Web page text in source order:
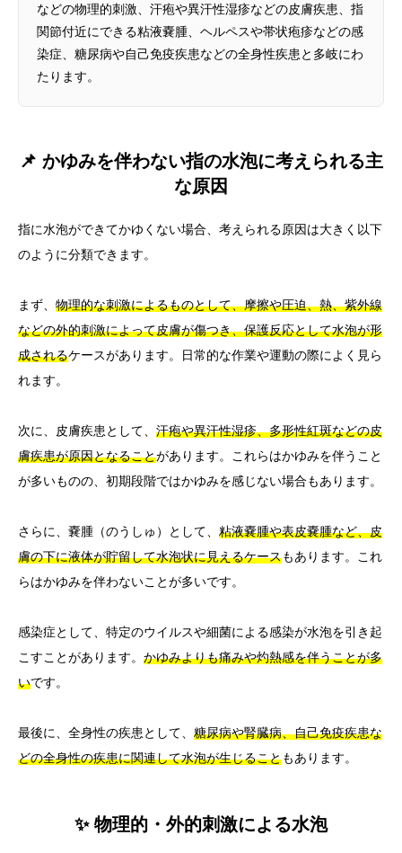
などの物理的刺激、汗疱や異汗性湿疹などの皮膚疾患、指
関節付近にできる粘液嚢腫、ヘルペスや帯状疱疹などの感
染症、糖尿病や自己免疫疾患などの全身性疾患と多岐にわ
たります。
📌 かゆみを伴わない指の水泡に考えられる主
な原因
指に水泡ができてかゆくない場合、考えられる原因は大きく以下
のように分類できます。
まず、 物理的な刺激によるものとして、摩擦や圧迫、熱、紫外線
などの外的刺激によって皮膚が傷つき、保護反応として水泡が形
成されるケースがあります。日常的な作業や運動の際によく見ら
れます。
次に、皮膚疾患として、 汗疱や異汗性湿疹、多形性紅斑などの皮
膚疾患が原因となることがあります。これらはかゆみを伴うこと
が多いものの、初期段階ではかゆみを感じない場合もあります。
さらに、嚢腫（のうしゅ）として、 粘液嚢腫や表皮嚢腫など、皮
膚の下に液体が貯留して水泡状に見えるケースもあります。これ
らはかゆみを伴わないことが多いです。
感染症として、特定のウイルスや細菌による感染が水泡を引き起
こすことがあります。 かゆみよりも痛みや灼熱感を伴うことが多
いです。
最後に、全身性の疾患として、 糖尿病や腎臓病、自己免疫疾患な
どの全身性の疾患に関連して水泡が生じることもあります。
✨ 物理的・外的刺激による水泡